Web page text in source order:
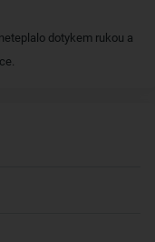
dotykem rukou a